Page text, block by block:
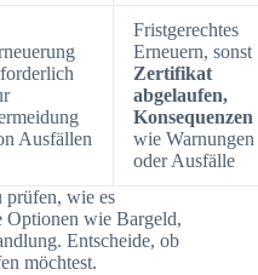
Ausfällen
Fristgerechtes
Erneuern, sonst
Zertifikat
abgelaufen,
Konsequenzen
wie Warnungen
oder Ausfälle
prüfen, wie es
Optionen wie Bargeld,
Entscheide, ob
möchtest.